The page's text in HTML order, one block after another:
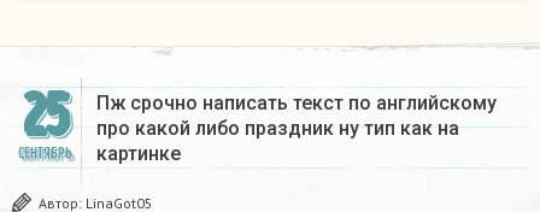
25
СЕНТЯБРЬ
Пж срочно написать текст по английскому
про какой либо праздник ну тип как на
картинке
Автор: LinaGot05